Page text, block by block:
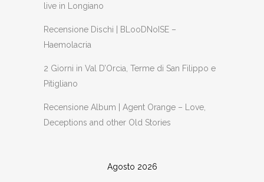
live in Longiano
Recensione Dischi | BLooDNoISE –
Haemolacria
2 Giorni in Val D’Orcia, Terme di San Filippo e
Pitigliano
Recensione Album | Agent Orange – Love,
Deceptions and other Old Stories
Agosto 2026